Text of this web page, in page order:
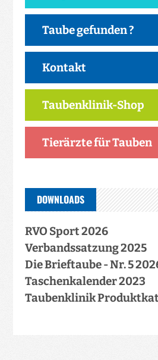
Taube gefunden ?
Kontakt
Taubenklinik-Shop
Tierärzte für Tauben
DOWNLOADS
RVO Sport 2026
Verbandssatzung 2025
Die Brieftaube - Nr. 5
Taschenkalender 2023
Taubenklinik